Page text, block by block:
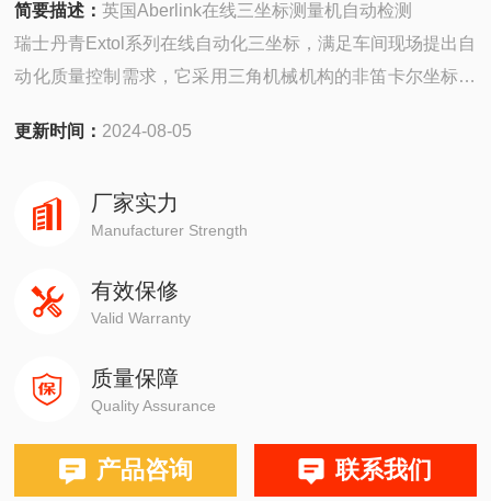
简要描述：英国Aberlink在线三坐标测量机自动检测
瑞士丹青Extol系列在线自动化三坐标，满足车间现场提出自
动化质量控制需求，它采用三角机械机构的非笛卡尔坐标系
柔性设计，在加工机床、制造车间或是精密测量间都能够全
更新时间： 2024-08-05
厂家实力
Manufacturer Strength
有效保修
Valid Warranty
质量保障
Quality Assurance
产品咨询 联系我们